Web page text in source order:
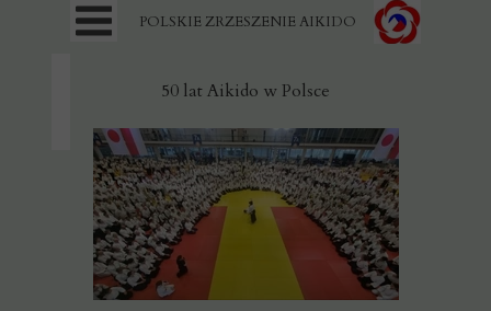
50 lat Aikido w Polsce
POLSKIE ZRZESZENIE AIKIDO